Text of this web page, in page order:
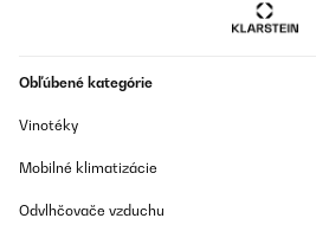
Obľúbené kategórie
Vinotéky
Mobilné klimatizácie
Odvlhčovače vzduchu